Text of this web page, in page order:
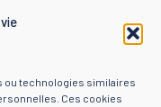
ou technologies similaires
Ces cookies
matin. Du
restons
Maremne
à 18h